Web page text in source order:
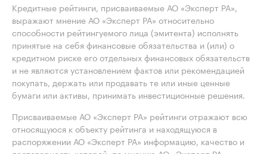
Кредитные рейтинги, присваиваемые АО «Эксперт РА»,
выражают мнение АО «Эксперт РА» относительно
способности рейтингуемого лица (эмитента) исполнять
принятые на себя финансовые обязательства и (или) о
кредитном риске его отдельных финансовых обязательств
и не являются установлением фактов или рекомендацией
покупать, держать или продавать те или иные ценные
бумаги или активы, принимать инвестиционные решения.
Присваиваемые АО «Эксперт РА» рейтинги отражают всю
относящуюся к объекту рейтинга и находящуюся в
распоряжении АО «Эксперт РА» информацию, качество и